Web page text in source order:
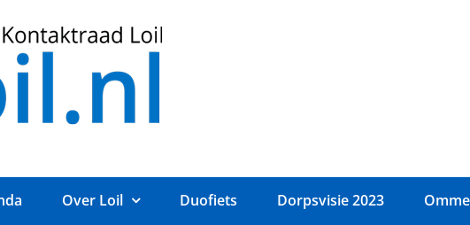
Over Loil Duofiets Dorpsvisie 2023